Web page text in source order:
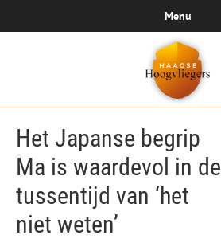
Menu
Het Japanse begrip
Ma is waardevol in de
tussentijd van ‘het
niet weten’